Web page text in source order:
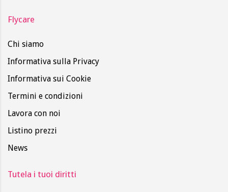
Flycare
Chi siamo
Informativa sulla Privacy
Informativa sui Cookie
Termini e condizioni
Lavora con noi
Listino prezzi
News
Tutela i tuoi diritti